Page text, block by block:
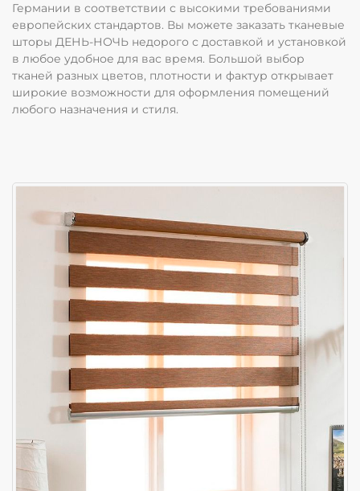
Германии в соответствии с высокими требованиями
европейских стандартов. Вы можете заказать тканевые
шторы ДЕНЬ-НОЧЬ недорого с доставкой и установкой
в любое удобное для вас время. Большой выбор
тканей разных цветов, плотности и фактур открывает
широкие возможности для оформления помещений
любого назначения и стиля.